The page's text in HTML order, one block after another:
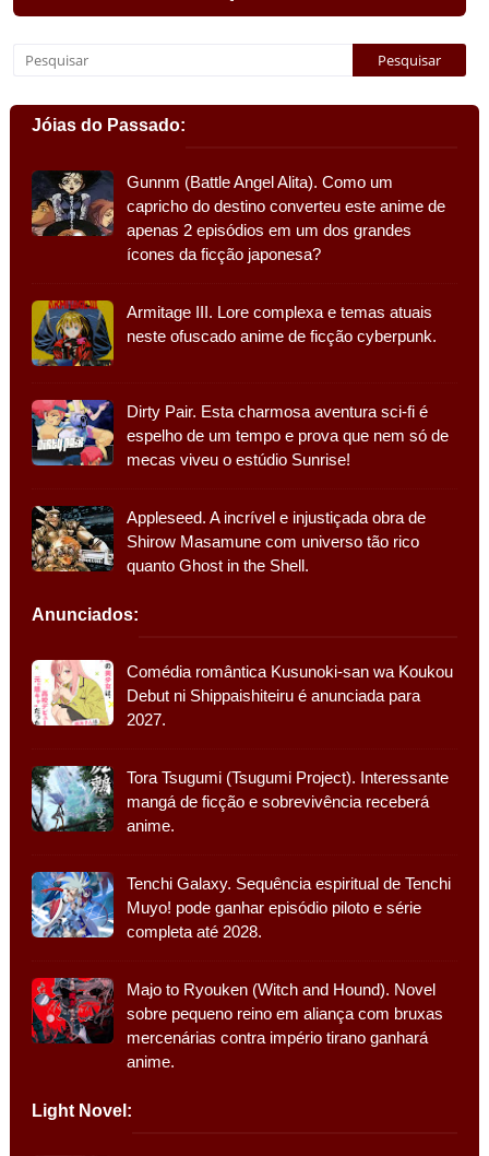
Jóias do Passado:
Gunnm (Battle Angel Alita). Como um
capricho do destino converteu este anime de
apenas 2 episódios em um dos grandes
ícones da ficção japonesa?
Armitage III. Lore complexa e temas atuais
neste ofuscado anime de ficção cyberpunk.
Dirty Pair. Esta charmosa aventura sci-fi é
espelho de um tempo e prova que nem só de
mecas viveu o estúdio Sunrise!
Appleseed. A incrível e injustiçada obra de
Shirow Masamune com universo tão rico
quanto Ghost in the Shell.
Anunciados:
Comédia romântica Kusunoki-san wa Koukou
Debut ni Shippaishiteiru é anunciada para
2027.
Tora Tsugumi (Tsugumi Project). Interessante
mangá de ficção e sobrevivência receberá
anime.
Tenchi Galaxy. Sequência espiritual de Tenchi
Muyo! pode ganhar episódio piloto e série
completa até 2028.
Majo to Ryouken (Witch and Hound). Novel
sobre pequeno reino em aliança com bruxas
mercenárias contra império tirano ganhará
anime.
Light Novel: